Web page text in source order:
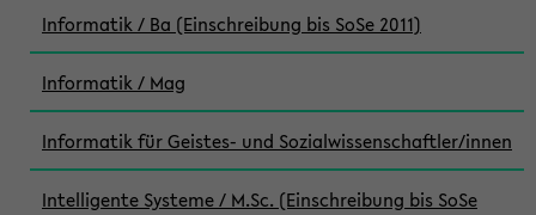
Informatik / Ba (Einschreibung bis SoSe 2011)
Informatik / Mag
Informatik für Geistes- und Sozialwissenschaftler/innen
Intelligente Systeme / M.Sc. (Einschreibung bis SoSe